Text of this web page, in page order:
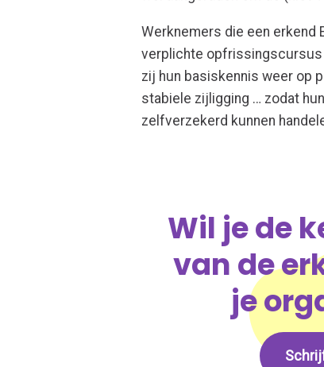
Werknemers die een erkend
verplichte opfrissingscursus
zij hun basiskennis weer op
stabiele zijligging … zodat
zelfverzekerd kunnen
Wil je de
van de
je